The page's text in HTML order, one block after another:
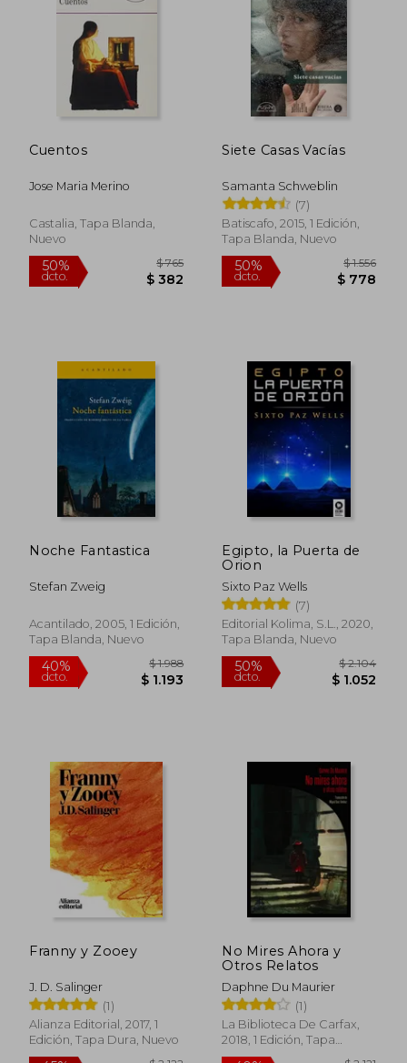
dcto.
15%
dcto.
Cuentos
Jose Maria Merino
Castalia, Tapa Blanda,
Nuevo
50%
dcto. $ 382
Siete Casas Vacías
Samanta Schweblin
(7)
Batiscafo, 2015, 1 Edición,
Tapa Blanda, Nuevo
50%
dcto. $
Noche Fantastica
Stefan Zweig
Acantilado, 2005, 1 Edición,
Tapa Blanda, Nuevo
Egipto, la Puerta de
Orion
Sixto Paz Wells
(7)
Editorial Kolima, S.L., 2020,
Tapa Blanda, Nuevo
Franny y Zooey
J. D. Salinger
(1)
Alianza Editorial, 2017, 1
Edición, Tapa Dura, Nuevo
No Mires Ahora y
Otros Relatos
Daphne Du Maurier
(1)
La Biblioteca De Carfax,
2018, 1 Edición, Tapa
Blanda, Nuevo